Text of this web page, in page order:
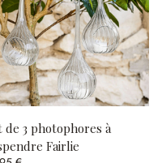
de 3 photophores à
Fairlie